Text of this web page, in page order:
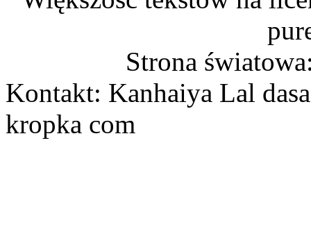
Strona
Kontakt: Kanhaiya Lal
kropka com